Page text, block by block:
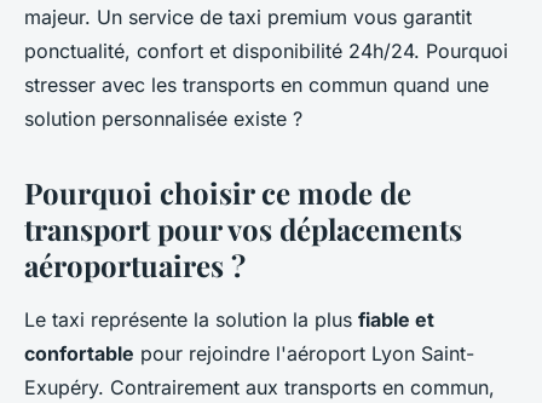
majeur. Un service de taxi premium vous garantit
ponctualité, confort et disponibilité 24h/24. Pourquoi
stresser avec les transports en commun quand une
solution personnalisée existe ?
Pourquoi choisir ce mode de
transport pour vos déplacements
aéroportuaires ?
Le taxi représente la solution la plus fiable et
confortable pour rejoindre l'aéroport Lyon Saint-
Exupéry. Contrairement aux transports en commun,